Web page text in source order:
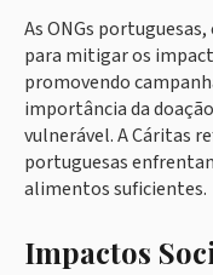
As ONGs
para mitigar os
promovendo
importância da
vulnerável. A Cáritas
portuguesas
alimentos suficientes.
Impactos